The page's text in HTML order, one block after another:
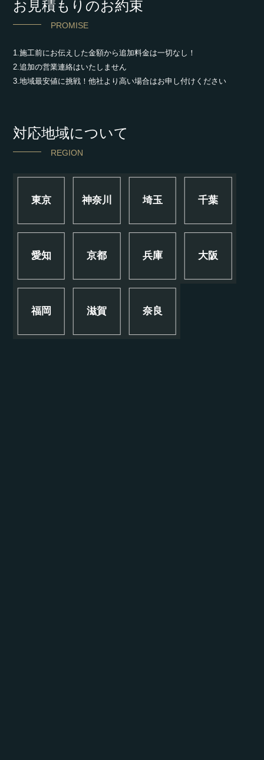
お見積もりのお約束
PROMISE
1.施工前にお伝えした金額から追加料金は一切なし！
2.追加の営業連絡はいたしません
3.地域最安値に挑戦！他社より高い場合はお申し付けください
対応地域について
REGION
東京 神奈川 埼玉 千葉
愛知 京都 兵庫 大阪
福岡 滋賀 奈良